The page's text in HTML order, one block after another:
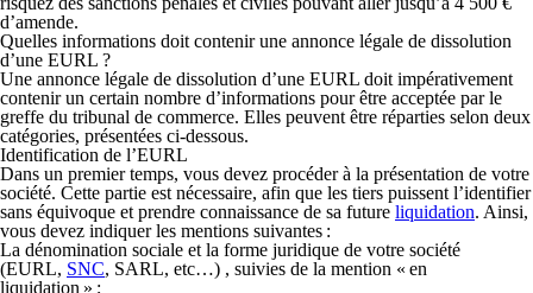
d’amende.
Quelles informations doit contenir une annonce légale de dissolution
d’une EURL ?
Une annonce légale de dissolution d’une EURL doit impérativement
contenir un certain nombre d’informations pour être acceptée par le
greffe du tribunal de commerce. Elles peuvent être réparties selon deux
catégories, présentées ci-dessous.
Identification de l’EURL
Dans un premier temps, vous devez procéder à la présentation de votre
société. Cette partie est nécessaire, afin que les tiers puissent l’identifier
sans équivoque et prendre connaissance de sa future liquidation. Ainsi,
vous devez indiquer les mentions suivantes :
La dénomination sociale et la forme juridique de votre société
(EURL, SNC, SARL, etc…) , suivies de la mention « en
liquidation » ;